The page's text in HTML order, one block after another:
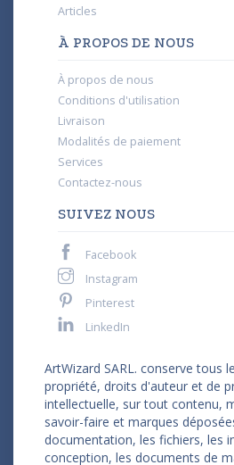
Articles
À PROPOS DE NOUS
À propos de nous
Conditions d'utilisation
Livraison
Modalités de paiement
Services
Contactez-nous
SUIVEZ NOUS
Facebook
Instagram
Pinterest
LinkedIn
ArtWizard SARL. conserve tous
propriété, droits d'auteur et de
intellectuelle, sur tout contenu,
savoir-faire et marques
documentation, les fichiers, les
conception, les documents de